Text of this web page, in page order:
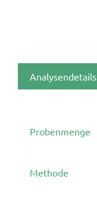
Analysendetails
Probenmenge
Methode